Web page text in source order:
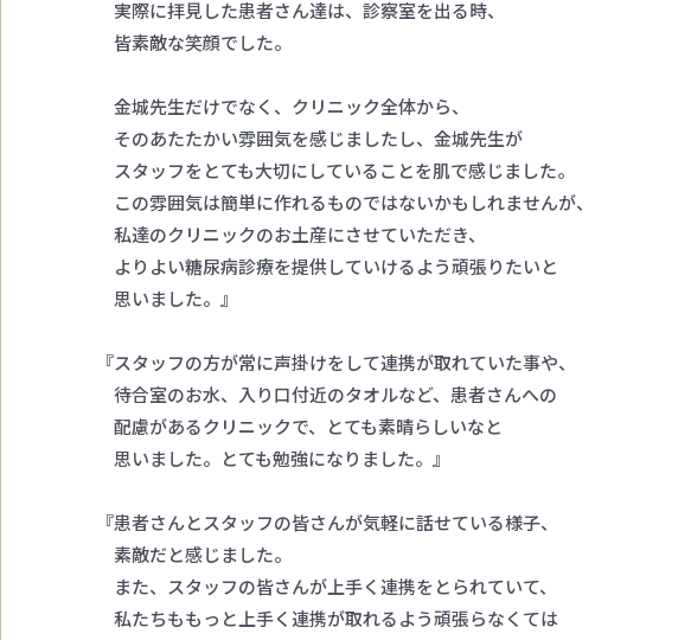
実際に拝見した患者さん達は、診察室を出る時、
皆素敵な笑顔でした。
金城先生だけでなく、クリニック全体から、
そのあたたかい雰囲気を感じましたし、金城先生が
スタッフをとても大切にしていることを肌で感じました。
この雰囲気は簡単に作れるものではないかもしれませんが、
私達のクリニックのお土産にさせていただき、
よりよい糖尿病診療を提供していけるよう頑張りたいと
思いました。』
『スタッフの方が常に声掛けをして連携が取れていた事や、
待合室のお水、入り口付近のタオルなど、患者さんへの
配慮があるクリニックで、とても素晴らしいなと
思いました。とても勉強になりました。』
『患者さんとスタッフの皆さんが気軽に話せている様子、
素敵だと感じました。
また、スタッフの皆さんが上手く連携をとられていて、
私たちももっと上手く連携が取れるよう頑張らなくては